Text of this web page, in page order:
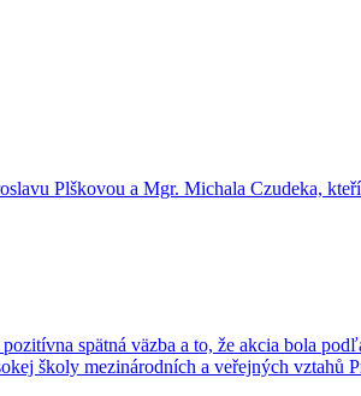
Plškovou a Mgr. Michala Czudeka,
spätná väzba a to, že akcia bola
školy mezinárodních a veřejných vztahů